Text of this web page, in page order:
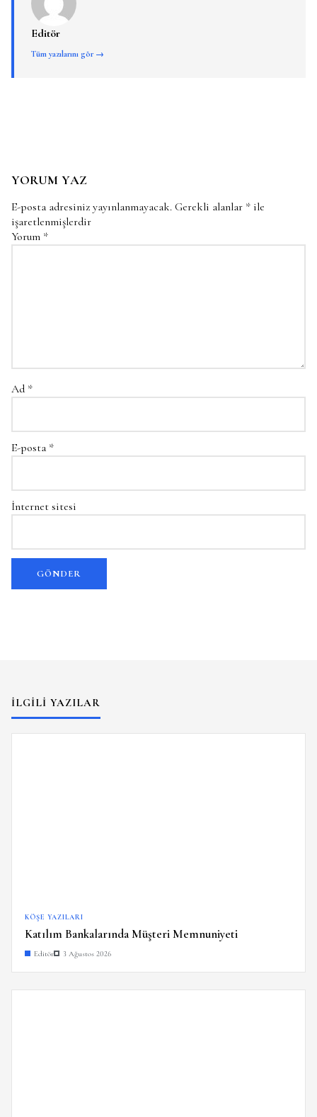
Editör
Tüm yazılarını gör →
YORUM YAZ
E-posta adresiniz yayınlanmayacak. Gerekli alanlar * ile
işaretlenmişlerdir
Yorum *
Ad *
E-posta *
İnternet sitesi
İLGILI YAZILAR
KÖŞE YAZILARI
Katılım Bankalarında Müşteri Memnuniyeti
Editör 3 Ağustos 2026